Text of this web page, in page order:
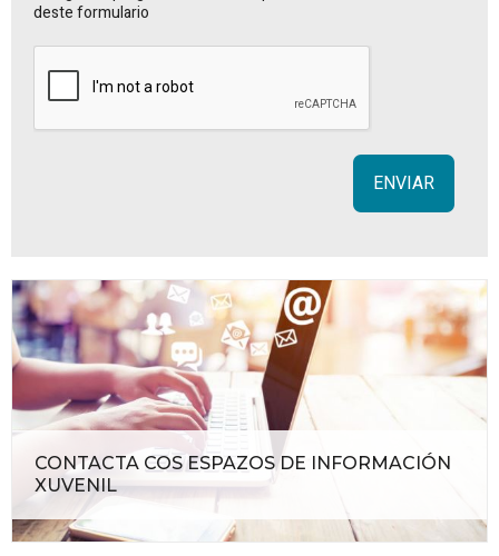
deste formulario
CONTACTA COS ESPAZOS DE INFORMACIÓN
XUVENIL